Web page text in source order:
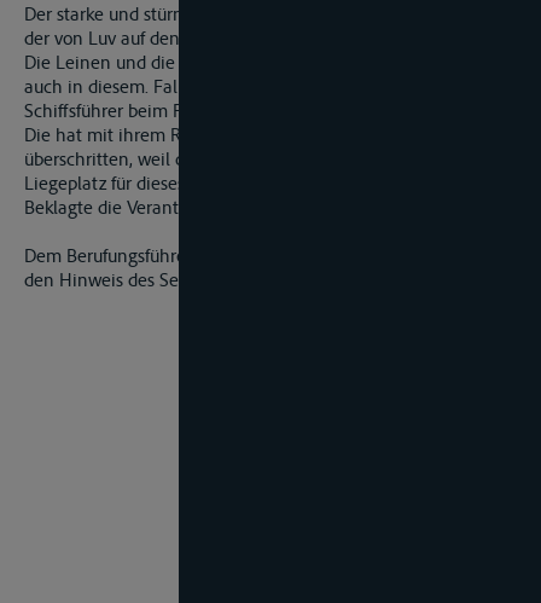
Der starke und stürmische Wind und das eventuelle Drucken
der von Luv auf den Rumpf der ändert an dieser Pflicht nichts.
Die Leinen und die eingebundenen Ruckfender erreichen
auch in diesem. Fall eine maximale Länge. Diese hat der
Schiffsführer beim Festmachen seines Schiffes zu bedenken.
Die hat mit ihrem Rumpf die Grenzen ihres Liegeplatzes
überschritten, weil die Leinen zu lang waren oder der
Liegeplatz für dieses Boot ungeeignet war. Für beides trägt der
Beklagte die Verantwortung.
Dem Berufungsführer wird Gelegenheit zur Stellungnahme auf
den Hinweis des Senats bis 10. April 2008 gegeben.